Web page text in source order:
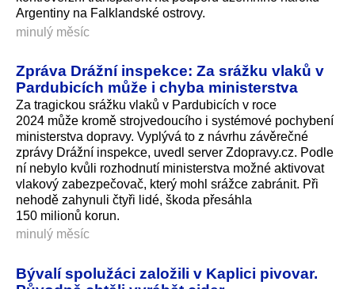
Argentiny na Falklandské ostrovy.
minulý měsíc
Zpráva Drážní inspekce: Za srážku vlaků v
Pardubicích může i chyba ministerstva
Za tragickou srážku vlaků v Pardubicích v roce
2024 může kromě strojvedoucího i systémové pochybení
ministerstva dopravy. Vyplývá to z návrhu závěrečné
zprávy Drážní inspekce, uvedl server Zdopravy.cz. Podle
ní nebylo kvůli rozhodnutí ministerstva možné aktivovat
vlakový zabezpečovač, který mohl srážce zabránit. Při
nehodě zahynuli čtyři lidé, škoda přesáhla
150 milionů korun.
minulý měsíc
Bývalí spolužáci založili v Kaplici pivovar.